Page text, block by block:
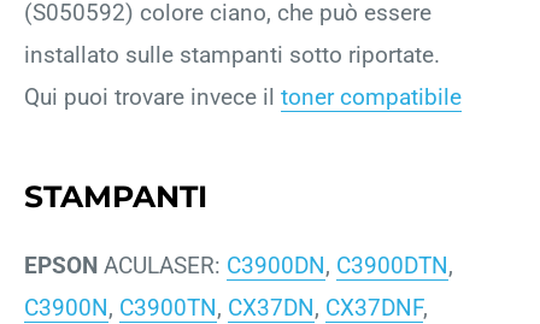
(S050592) colore ciano, che può essere
installato sulle stampanti sotto riportate.
Qui puoi trovare invece il toner compatibile
STAMPANTI
EPSON ACULASER: C3900DN, C3900DTN,
C3900N, C3900TN, CX37DN, CX37DNF,